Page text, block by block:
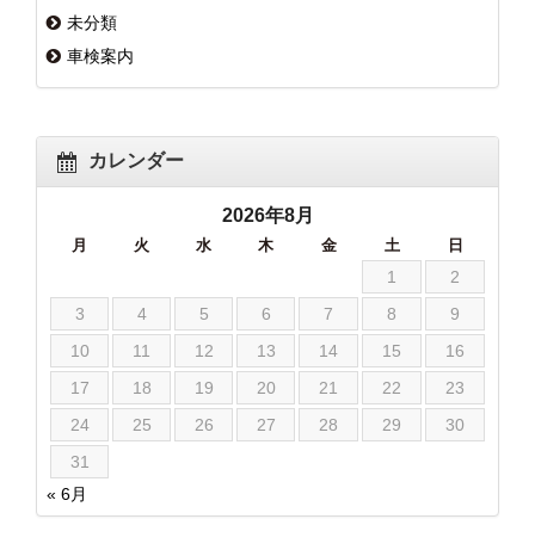
未分類
車検案内
カレンダー
2026年8月
月 火 水 木 金 土 日
1
2
3
4 5 6 7 8
9
10
11 12 13 14 15
16
17
18 19 20 21 22
23
24
25 26 27 28 29
30
31
« 6月